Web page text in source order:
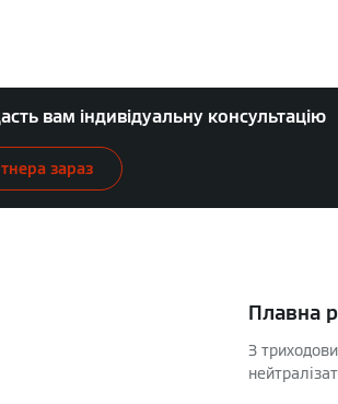
вам індивідуальну консультацію
зараз
Плавна
З